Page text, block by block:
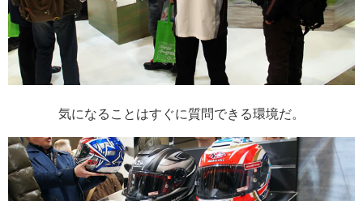
気になることはすぐに質問できる環境だ。